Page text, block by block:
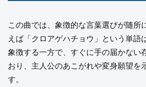
この曲では、象徴的な言葉選びが随所
えば「クロアゲハチョウ」という単語
象徴する一方で、すぐに手の届かない
おり、主人公のあこがれや変身願望を
す。